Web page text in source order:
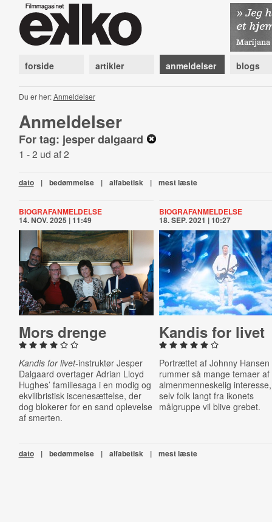
forside artikler anmeldelser blogs
Du er her:Anmeldelser
Anmeldelser
For tag: jesper dalgaard
1 - 2 ud af 2
dato | bedømmelse | alfabetisk | mest læste
BIOGRAFANMELDELSE
14. NOV. 2025 | 11:49
Mors drenge
Kandis for livet-instruktør Jesper
Dalgaard overtager Adrian Lloyd
Hughes’ familiesaga i en modig og
ekvilibristisk iscenesættelse, der
dog blokerer for en sand oplevelse
af smerten.
BIOGRAFANMELDELSE
18. SEP. 2021 | 10:27
Kandis for livet
Portrættet af Johnny Hansen
rummer så mange temaer af
almenmenneskelig
selv folk langt fra ikonets
målgruppe vil blive grebet.
dato | bedømmelse | alfabetisk | mest læste